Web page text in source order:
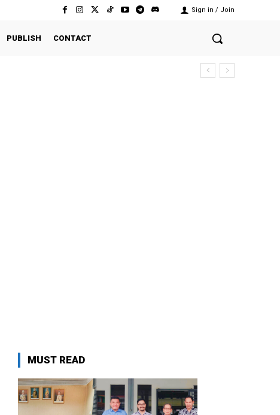
Sign in / Join
PUBLISH CONTACT
MUST READ